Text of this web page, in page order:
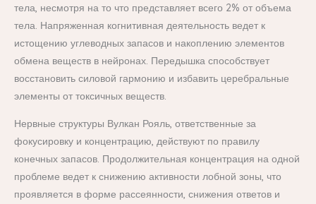
тела, несмотря на то что представляет всего 2% от объема
тела. Напряженная когнитивная деятельность ведет к
истощению углеводных запасов и накоплению элементов
обмена веществ в нейронах. Передышка способствует
восстановить силовой гармонию и избавить церебральные
элементы от токсичных веществ.
Нервные структуры Вулкан Рояль, ответственные за
фокусировку и концентрацию, действуют по правилу
конечных запасов. Продолжительная концентрация на одной
проблеме ведет к снижению активности лобной зоны, что
проявляется в форме рассеянности, снижения ответов и